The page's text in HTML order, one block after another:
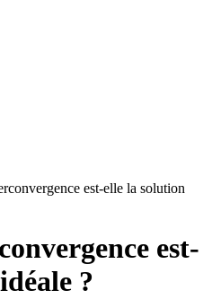
est-elle la solution
est-
?